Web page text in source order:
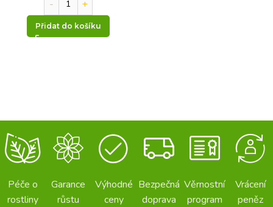
Přidat do košíku
Péče o
rostliny
Garance
růstu
Výhodné
ceny
Bezpečná
doprava
Věrnostní
program
Vrácení
peněz